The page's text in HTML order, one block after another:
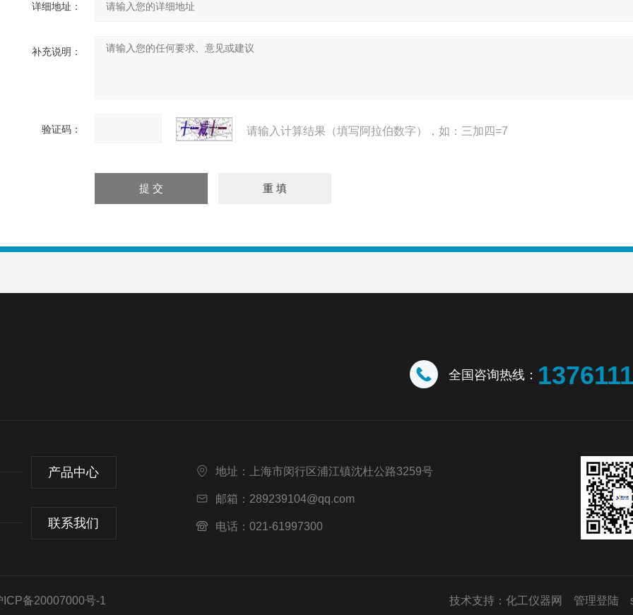
详细地址：
补充说明：
验证码： 请输入计算结果（填写阿拉伯数字），如：三加四=7
全国咨询热线：
产品中心
联系我们
地址：上海市闵行区浦江镇沈杜公路3259号
邮箱：289239104@qq.com
电话：021-61997300
备20007000号-1 技术支持： 化工仪器网 管理登陆